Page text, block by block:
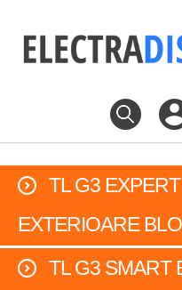
TL G3
EXTERIOARE
TL G3 SMART